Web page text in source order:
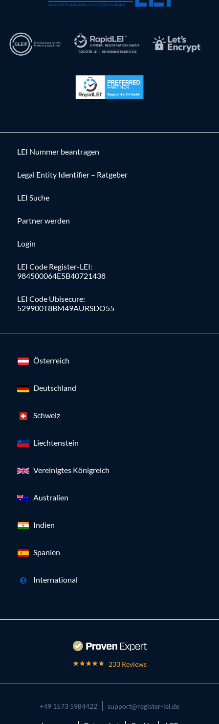
LEI Nummer beantragen
Legal Entity Identifier – Ratgeber
LEI Suche
Partner werden
Login
LEI Code Register-LEI:
984500064E5B40721438
LEI Code Ubisecure:
529900T8BM49AURSDO55
Österreich
Deutschland
Schweiz
Liechtenstein
Vereinigtes Königreich
Australien
Indien
Spanien
International
233 Reviews
+49 1573 5984422 support@register-lei.de